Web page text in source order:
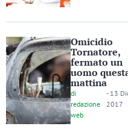
Omicidio
Tornatore,
fermato un
uomo
mattina
di
redazione
web
- 13
2017